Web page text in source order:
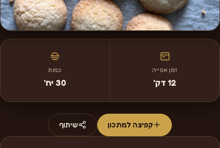
זמן אפייה
12 דק'
כמות
30 יח'
קפיצה למתכון שיתוף